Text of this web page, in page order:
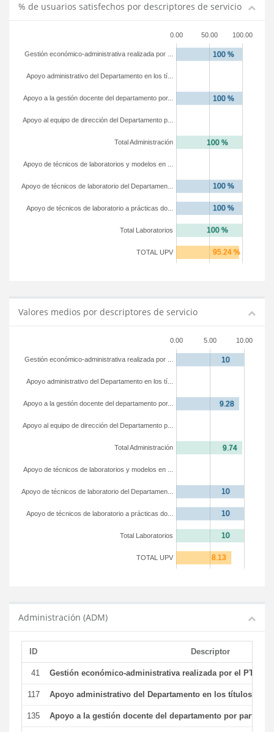
% de usuarios satisfechos por descriptores de servicio
0.00 50.00 100.00
TOTAL UPV
Total Laboratorios
Apoyo de técnicos de laboratorio a prácticas do...
Apoyo de técnicos de laboratorio del Departamen...
Apoyo de técnicos de laboratorios y modelos en ...
Total Administración
Apoyo al equipo de dirección del Departamento p...
Apoyo a la gestión docente del departamento por...
Apoyo administrativo del Departamento en los tí...
Gestión económico-administrativa realizada por ...
Valores medios por descriptores de servicio
0.00 5.00 10.00
TOTAL UPV
Total Laboratorios
Apoyo de técnicos de laboratorio a prácticas do...
Apoyo de técnicos de laboratorio del Departamen...
Apoyo de técnicos de laboratorios y modelos en ...
Total Administración
Apoyo al equipo de dirección del Departamento p...
Apoyo a la gestión docente del departamento por...
Apoyo administrativo del Departamento en los tí...
Gestión económico-administrativa realizada por ...
Administración (ADM)
ID Descriptor
41 Gestión económico-administrativa realizada por el PTGAS
117 Apoyo administrativo del Departamento en los títulos de
135 Apoyo a la gestión docente del departamento por parte